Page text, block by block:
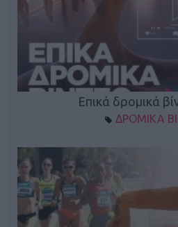
Επικά δρομικά
ΔΡΟΜΙΚΑ